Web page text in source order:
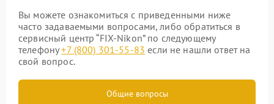
Вы можете ознакомиться с приведенными ниже
часто задаваемыми вопросами, либо обратиться в
сервисный центр “FIX-Nikon” по следующему
телефону+7 (800) 301-55-83 если не нашли ответ на
свой вопрос.
Общие вопросы